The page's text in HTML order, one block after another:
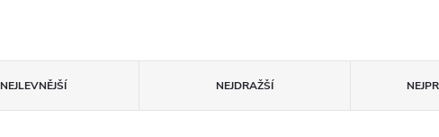
NEJLEVNĚJŠÍ NEJDRAŽŠÍ